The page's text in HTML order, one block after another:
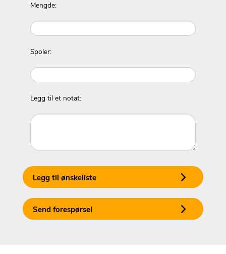
Mengde:
Spoler:
Legg til et notat:
Legg til ønskeliste
Send forespørsel